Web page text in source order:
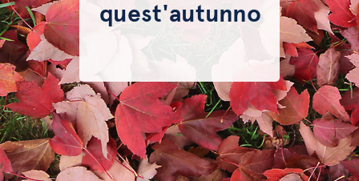
quest'autunno